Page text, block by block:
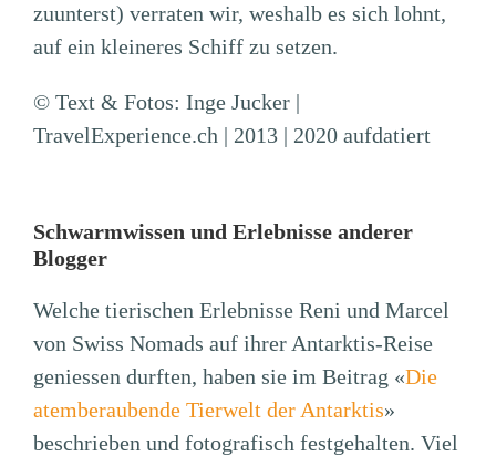
zuunterst) verraten wir, weshalb es sich lohnt,
auf ein kleineres Schiff zu setzen.
© Text & Fotos: Inge Jucker |
TravelExperience.ch | 2013 | 2020 aufdatiert
Schwarmwissen und Erlebnisse anderer
Blogger
Welche tierischen Erlebnisse Reni und Marcel
von Swiss Nomads auf ihrer Antarktis-Reise
geniessen durften, haben sie im Beitrag «Die
atemberaubende Tierwelt der Antarktis»
beschrieben und fotografisch festgehalten. Viel